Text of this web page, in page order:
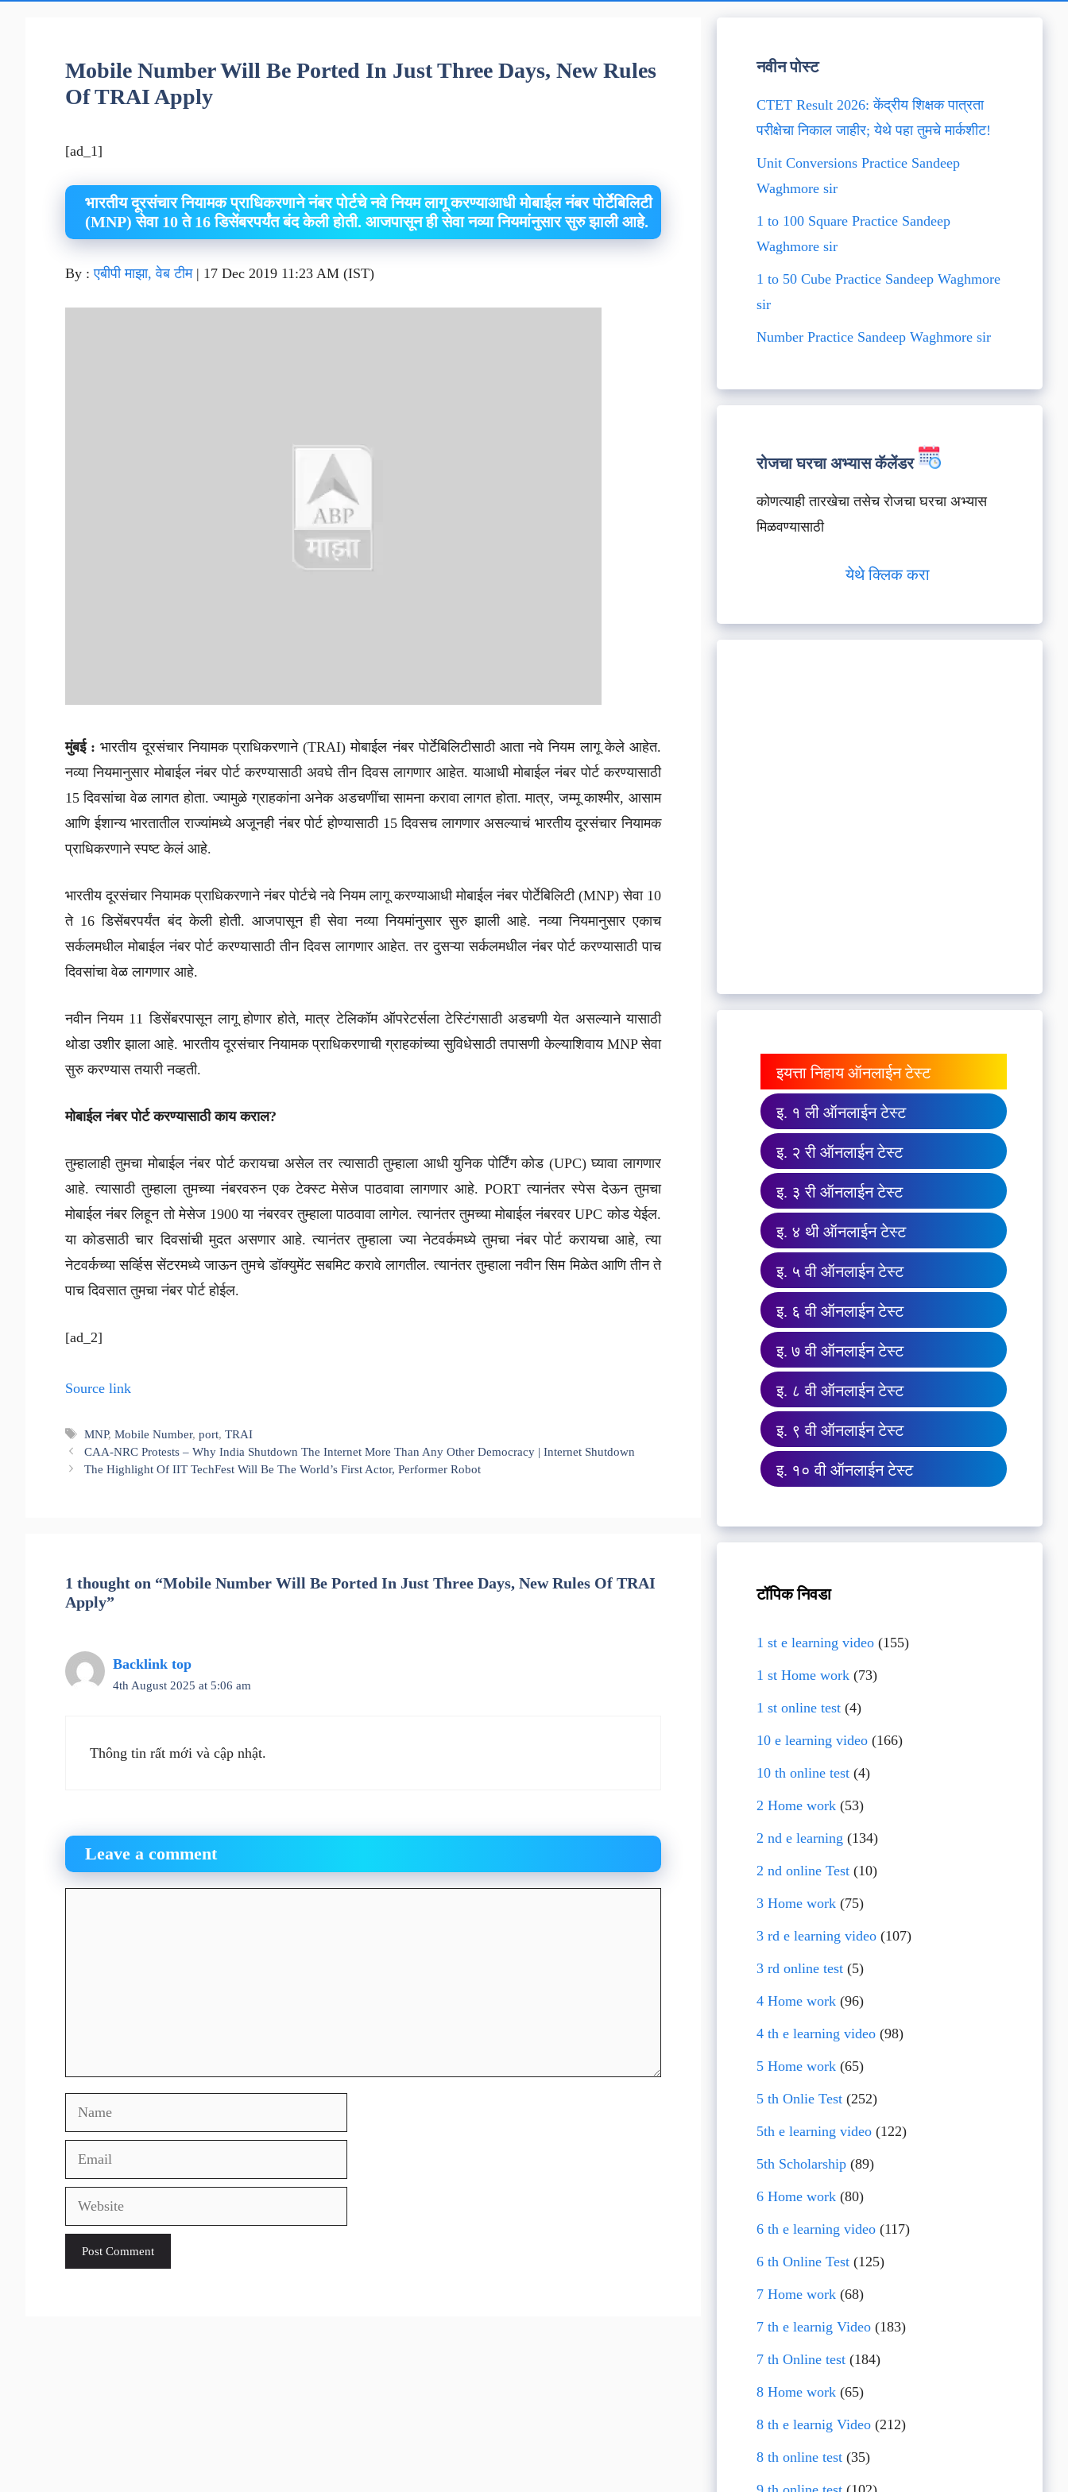
Mobile Number Will Be Ported In Just Three Days, New Rules
Of TRAI Apply
[ad_1]
भारतीय दूरसंचार नियामक प्राधिकरणाने नंबर पोर्टचे नवे नियम लागू करण्याआधी मोबाईल नंबर पोर्टेबिलिटी
(MNP) सेवा 10 ते 16 डिसेंबरपर्यंत बंद केली होती. आजपासून ही सेवा नव्या नियमांनुसार सुरु झाली आहे.
By :एबीपी माझा, वेब टीम | 17 Dec 2019 11:23 AM (IST)
मुंबई : भारतीय दूरसंचार नियामक प्राधिकरणाने (TRAI) मोबाईल नंबर पोर्टेबिलिटीसाठी आता नवे नियम लागू केले आहेत.
नव्या नियमानुसार मोबाईल नंबर पोर्ट करण्यासाठी अवघे तीन दिवस लागणार आहेत. याआधी मोबाईल नंबर पोर्ट करण्यासाठी
15 दिवसांचा वेळ लागत होता. ज्यामुळे ग्राहकांना अनेक अडचणींचा सामना करावा लागत होता. मात्र, जम्मू काश्मीर, आसाम
आणि ईशान्य भारतातील राज्यांमध्ये अजूनही नंबर पोर्ट होण्यासाठी 15 दिवसच लागणार असल्याचं भारतीय दूरसंचार नियामक
प्राधिकरणाने स्पष्ट केलं आहे.
भारतीय दूरसंचार नियामक प्राधिकरणाने नंबर पोर्टचे नवे नियम लागू करण्याआधी मोबाईल नंबर पोर्टेबिलिटी (MNP) सेवा 10
ते 16 डिसेंबरपर्यंत बंद केली होती. आजपासून ही सेवा नव्या नियमांनुसार सुरु झाली आहे. नव्या नियमानुसार एकाच
सर्कलमधील मोबाईल नंबर पोर्ट करण्यासाठी तीन दिवस लागणार आहेत. तर दुसऱ्या सर्कलमधील नंबर पोर्ट करण्यासाठी पाच
दिवसांचा वेळ लागणार आहे.
नवीन नियम 11 डिसेंबरपासून लागू होणार होते, मात्र टेलिकॉम ऑपरेटर्सला टेस्टिंगसाठी अडचणी येत असल्याने यासाठी
थोडा उशीर झाला आहे. भारतीय दूरसंचार नियामक प्राधिकरणाची ग्राहकांच्या सुविधेसाठी तपासणी केल्याशिवाय MNP सेवा
सुरु करण्यास तयारी नव्हती.
मोबाईल नंबर पोर्ट करण्यासाठी काय कराल?
तुम्हालाही तुमचा मोबाईल नंबर पोर्ट करायचा असेल तर त्यासाठी तुम्हाला आधी युनिक पोर्टिंग कोड (UPC) घ्यावा लागणार
आहे. त्यासाठी तुम्हाला तुमच्या नंबरवरुन एक टेक्स्ट मेसेज पाठवावा लागणार आहे. PORT त्यानंतर स्पेस देऊन तुमचा
मोबाईल नंबर लिहून तो मेसेज 1900 या नंबरवर तुम्हाला पाठवावा लागेल. त्यानंतर तुमच्या मोबाईल नंबरवर UPC कोड येईल.
या कोडसाठी चार दिवसांची मुदत असणार आहे. त्यानंतर तुम्हाला ज्या नेटवर्कमध्ये तुमचा नंबर पोर्ट करायचा आहे, त्या
नेटवर्कच्या सर्व्हिस सेंटरमध्ये जाऊन तुमचे डॉक्युमेंट सबमिट करावे लागतील. त्यानंतर तुम्हाला नवीन सिम मिळेत आणि तीन ते
पाच दिवसात तुमचा नंबर पोर्ट होईल.
[ad_2]
Source link
Tags
MNP,Mobile Number,port,TRAI
CAA-NRC Protests – Why India Shutdown The Internet More Than Any Other Democracy | Internet Shutdown
The Highlight Of IIT TechFest Will Be The World’s First Actor, Performer Robot
1 thought on “Mobile Number Will Be Ported In Just Three Days, New Rules Of TRAI
Apply”
Backlink top
4th August 2025 at 5:06 am
Thông tin rất mới và cập nhật.
Leave a comment
Name
Email
Website
नवीन पोस्ट
CTET Result 2026: केंद्रीय शिक्षक पात्रता
परीक्षेचा निकाल जाहीर; येथे पहा तुमचे मार्कशीट!
Unit Conversions Practice Sandeep
Waghmore sir
1 to 100 Square Practice Sandeep
Waghmore sir
1 to 50 Cube Practice Sandeep Waghmore
sir
Number Practice Sandeep Waghmore sir
रोजचा घरचा अभ्यास कॅलेंडर
कोणत्याही तारखेचा तसेच रोजचा घरचा अभ्यास
मिळवण्यासाठी
येथे क्लिक करा
इयत्ता निहाय ऑनलाईन टेस्ट
इ. १ ली ऑनलाईन टेस्ट
इ. २ री ऑनलाईन टेस्ट
इ. ३ री ऑनलाईन टेस्ट
इ. ४ थी ऑनलाईन टेस्ट
इ. ५ वी ऑनलाईन टेस्ट
इ. ६ वी ऑनलाईन टेस्ट
इ. ७ वी ऑनलाईन टेस्ट
इ. ८ वी ऑनलाईन टेस्ट
इ. ९ वी ऑनलाईन टेस्ट
इ. १० वी ऑनलाईन टेस्ट
टॉपिक निवडा
1 st e learning video(155)
1 st Home work(73)
1 st online test(4)
10 e learning video(166)
10 th online test(4)
2 Home work(53)
2 nd e learning (134)
2 nd online Test(10)
3 Home work(75)
3 rd e learning video(107)
3 rd online test(5)
4 Home work(96)
4 th e learning video(98)
5 Home work(65)
5 th Onlie Test(252)
5th e learning video(122)
5th Scholarship(89)
6 Home work(80)
6 th e learning video(117)
6 th Online Test(125)
7 Home work(68)
7 th e learnig Video(183)
7 th Online test(184)
8 Home work(65)
8 th e learnig Video(212)
8 th online test(35)